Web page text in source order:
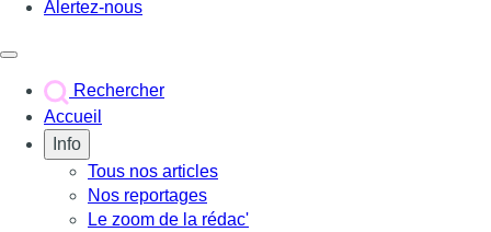
Alertez-nous
Rechercher
Accueil
Info
Tous nos articles
Nos reportages
Le zoom de la rédac'